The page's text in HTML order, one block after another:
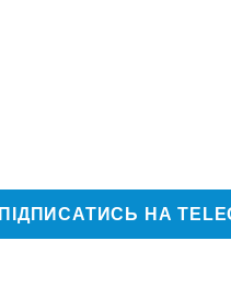
ПІДПИСАТИСЬ НА